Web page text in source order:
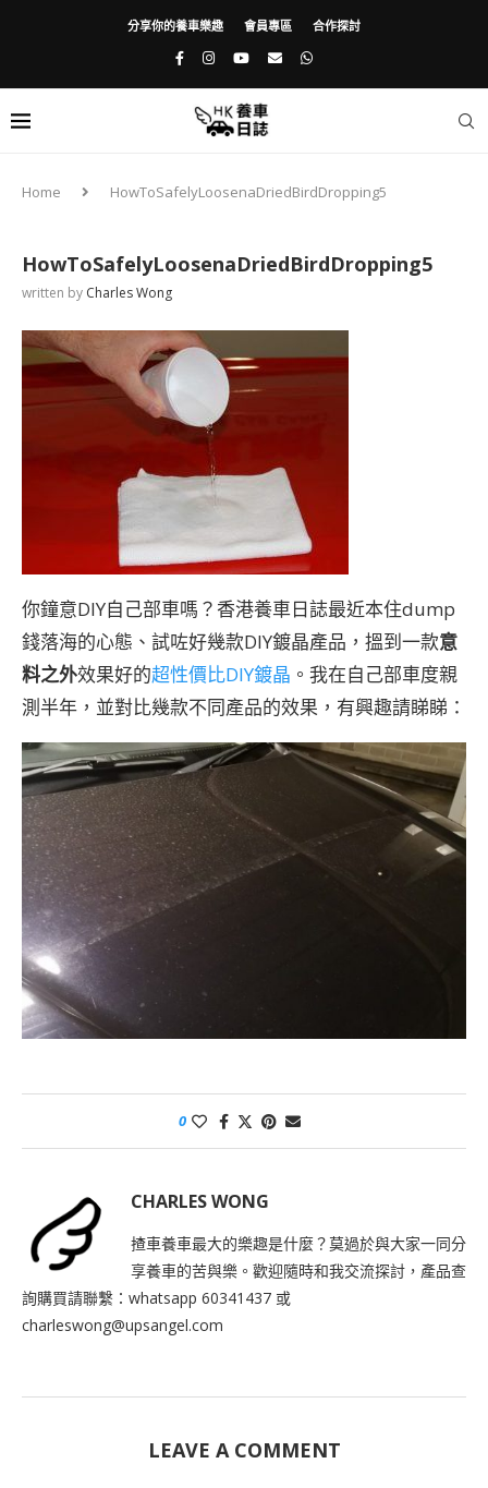
分享你的養車樂趣 會員專區 合作探討
Home HowToSafelyLoosenaDriedBirdDropping5
HowToSafelyLoosenaDriedBirdDropping5
written by Charles Wong
你鐘意DIY自己部車嗎？香港養車日誌最近本住dump
錢落海的心態、試咗好幾款DIY鍍晶產品，搵到一款意
料之外效果好的超性價比DIY鍍晶 。我在自己部車度親
測半年，並對比幾款不同產品的效果，有興趣請睇睇：
0
CHARLES WONG
揸車養車最大的樂趣是什麼？莫過於與大家一同分
享養車的苦與樂。歡迎隨時和我交流探討，產品查
詢購買請聯繫：whatsapp 60341437 或
charleswong@upsangel.com
LEAVE A COMMENT